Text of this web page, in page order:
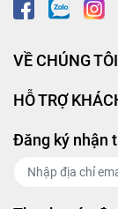
Rửa xe
mềm,
xoắn ốc.
Để có
đánh
Hướng dẫn
tránh ánh
VỀ CHÚNG TÔI
HỖ TRỢ
Đăng ký nhận